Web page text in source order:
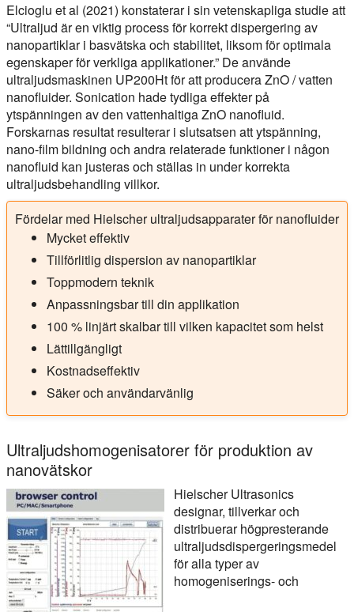
Elcioglu et al (2021) konstaterar i sin vetenskapliga studie att
“Ultraljud är en viktig process för korrekt dispergering av
nanopartiklar i basvätska och stabilitet, liksom för optimala
egenskaper för verkliga applikationer.” De använde
ultraljudsmaskinen UP200Ht för att producera ZnO / vatten
nanofluider. Sonication hade tydliga effekter på
ytspänningen av den vattenhaltiga ZnO nanofluid.
Forskarnas resultat resulterar i slutsatsen att ytspänning,
nano-film bildning och andra relaterade funktioner i någon
nanofluid kan justeras och ställas in under korrekta
ultraljudsbehandling villkor.
Fördelar med Hielscher ultraljudsapparater för nanofluider
Mycket effektiv
Tillförlitlig dispersion av nanopartiklar
Toppmodern teknik
Anpassningsbar till din applikation
100 % linjärt skalbar till vilken kapacitet som helst
Lättillgängligt
Kostnadseffektiv
Säker och användarvänlig
Ultraljudshomogenisatorer för produktion av
nanovätskor
Hielscher Ultrasonics
designar, tillverkar och
distribuerar högpresterande
ultraljudsdispergeringsmedel
för alla typer av
homogeniserings- och